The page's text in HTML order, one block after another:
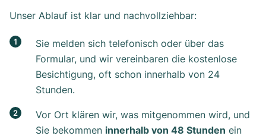
Unser Ablauf ist klar und nachvollziehbar:
Sie melden sich telefonisch oder über das
Formular, und wir vereinbaren die kostenlose
Besichtigung, oft schon innerhalb von 24
Stunden.
Vor Ort klären wir, was mitgenommen wird, und
Sie bekommen innerhalb von 48 Stunden ein